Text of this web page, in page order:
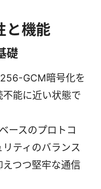
と機能
礎
GCM暗号化を
能に近い状態で
ースのプロトコ
ティのバランス
つつ堅牢な通信